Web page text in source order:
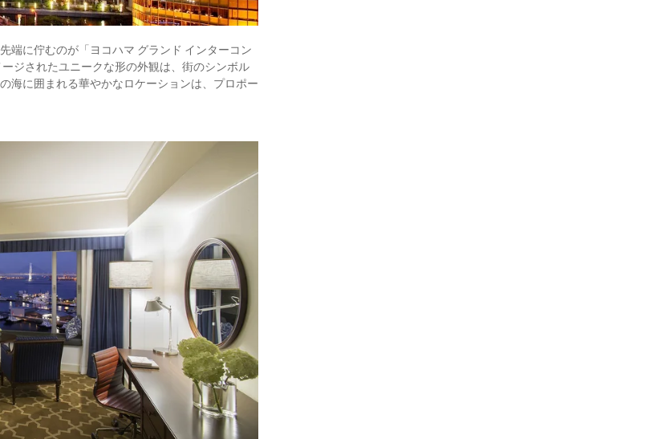
端に佇むのが「ヨコハマ グランド インターコン
ジされたユニークな形の外観は、街のシンボル
海に囲まれる華やかなロケーションは、プロポー